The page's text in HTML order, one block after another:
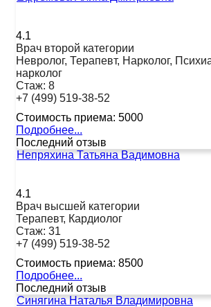
4.1
Врач второй категории
Невролог, Терапевт, Нарколог,
нарколог
Стаж: 8
+7 (499) 519-38-52
Стоимость приема: 5000
Подробнее...
Последний отзыв
Непряхина Татьяна Вадимовна
4.1
Врач высшей категории
Терапевт, Кардиолог
Стаж: 31
+7 (499) 519-38-52
Стоимость приема: 8500
Подробнее...
Последний отзыв
Синягина Наталья Владимировна